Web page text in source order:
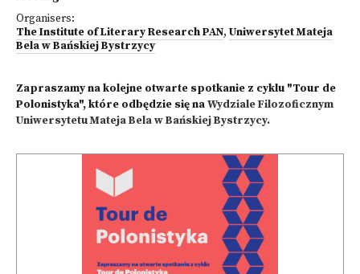
Organisers:
The Institute of Literary Research PAN, Uniwersytet Mateja
Bela w Bańskiej Bystrzycy
Zapraszamy na kolejne otwarte spotkanie z cyklu "Tour de
Polonistyka", które odbędzie się naWydziale Filozoficznym
Uniwersytetu Mateja Belaw Bańskiej Bystrzycy.